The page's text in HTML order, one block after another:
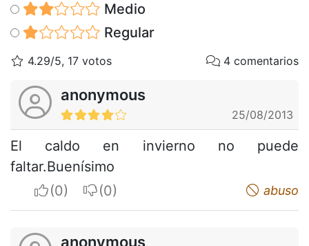
Medio
Regular
4.29/5, 17 votos 4 comentarios
anonymous
25/08/2013
El caldo en invierno no puede
faltar.Buenísimo
I apreciateI do not appreciate abuso
anonymous